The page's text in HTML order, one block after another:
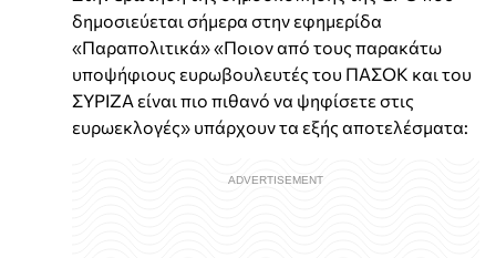
δημοσιεύεται σήμερα στην εφημερίδα
«Παραπολιτικά» «Ποιον από τους παρακάτω
υποψήφιους ευρωβουλευτές του ΠΑΣΟΚ και του
ΣΥΡΙΖΑ είναι πιο πιθανό να ψηφίσετε στις
ευρωεκλογές» υπάρχουν τα εξής αποτελέσματα: